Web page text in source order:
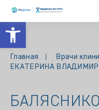
Открыть панель инструментов
Главная Врачи
ЕКАТЕРИНА